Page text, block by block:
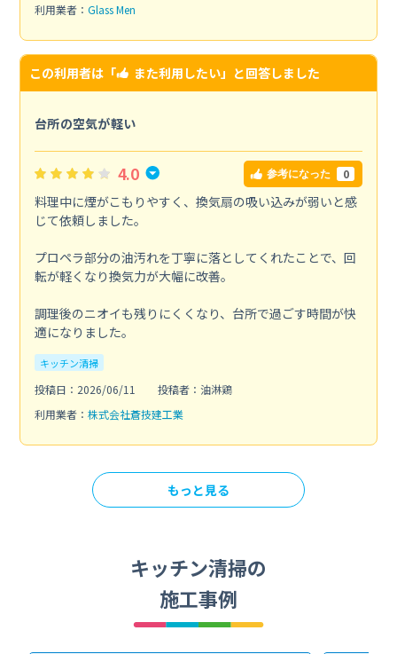
利用業者： Glass Men
この利用者は「 また利用したい」と回答しました
台所の空気が軽い
4.0 参考になった 0
料理中に煙がこもりやすく、換気扇の吸い込みが弱いと感
じて依頼しました。
プロペラ部分の油汚れを丁寧に落としてくれたことで、回
転が軽くなり換気力が大幅に改善。
調理後のニオイも残りにくくなり、台所で過ごす時間が快
適になりました。
キッチン清掃
投稿日：2026/06/11
投稿者：油淋鶏
利用業者： 株式会社蒼技建工業
もっと見る
キッチン清掃の
施工事例